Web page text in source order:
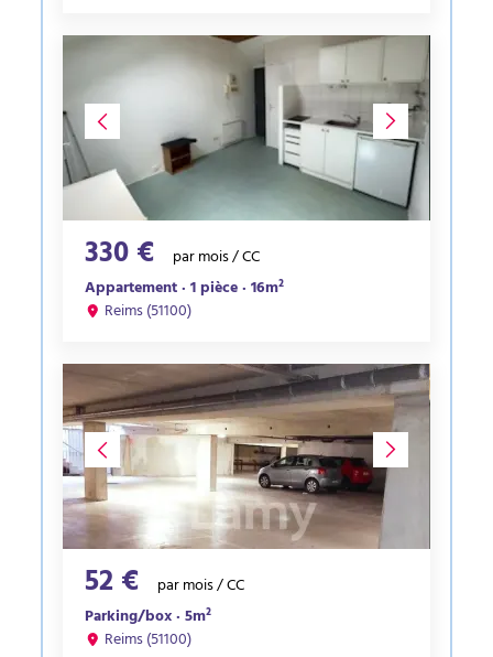
330 €
par mois / CC
Appartement · 1 pièce · 16m²
Reims (51100)
52 €
par mois / CC
Parking/box · 5m²
Reims (51100)